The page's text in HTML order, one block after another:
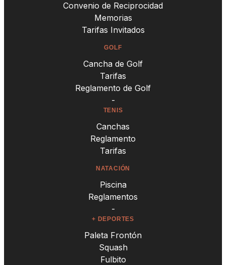
Convenio de Reciprocidad
Memorias
Tarifas Invitados
GOLF
Cancha de Golf
Tarifas
Reglamento de Golf
-
TENIS
Canchas
Reglamento
Tarifas
NATACIÓN
Piscina
Reglamentos
-
+ DEPORTES
Paleta Frontón
Squash
Fulbito